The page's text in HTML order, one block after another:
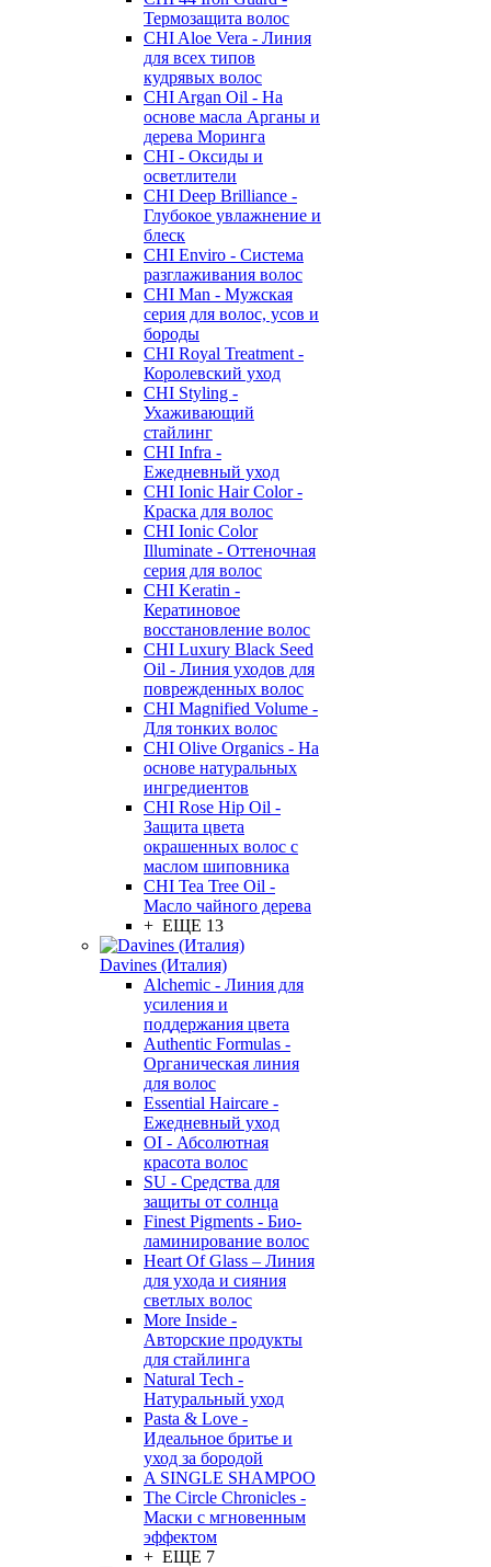
Термозащита волос
CHI Aloe Vera - Линия
для всех типов
кудрявых волос
CHI Argan Oil - На
основе масла Арганы и
дерева Моринга
CHI - Оксиды и
осветлители
CHI Deep Brilliance -
Глубокое увлажнение и
блеск
CHI Enviro - Система
разглаживания волос
CHI Man - Мужская
серия для волос, усов и
бороды
CHI Royal Treatment -
Королевский уход
CHI Styling -
Ухаживающий
стайлинг
CHI Infra -
Ежедневный уход
CHI Ionic Hair Color -
Краска для волос
CHI Ionic Color
Illuminate - Оттеночная
серия для волос
CHI Keratin -
Кератиновое
восстановление волос
CHI Luxury Black Seed
Oil - Линия уходов для
поврежденных волос
CHI Magnified Volume -
Для тонких волос
CHI Olive Organics - На
основе натуральных
ингредиентов
CHI Rose Hip Oil -
Защита цвета
окрашенных волос с
маслом шиповника
CHI Tea Tree Oil -
Масло чайного дерева
+ ЕЩЕ 13
Davines (Италия)
Alchemic - Линия для
усиления и
поддержания цвета
Authentic Formulas -
Органическая линия
для волос
Essential Haircare -
Eжедневный уход
OI - Абсолютная
красота волос
SU - Средства для
защиты от солнца
Finest Pigments - Био-
ламинирование волос
Heart Of Glass – Линия
для ухода и сияния
светлых волос
More Inside -
Авторские продукты
для стайлинга
Natural Tech -
Натуральный уход
Pasta & Love -
Идеальное бритье и
уход за бородой
A SINGLE SHAMPOO
The Circle Chronicles -
Маски с мгновенным
эффектом
+ ЕЩЕ 7